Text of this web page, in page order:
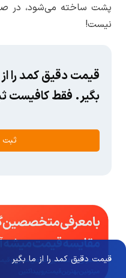
پشت ساخته می‌شود، در
نیست!
قیمت دقیق کمد را
بگیر. فقط کافیست
ثبت
قیمت دقیق کمد را از ما بگیر